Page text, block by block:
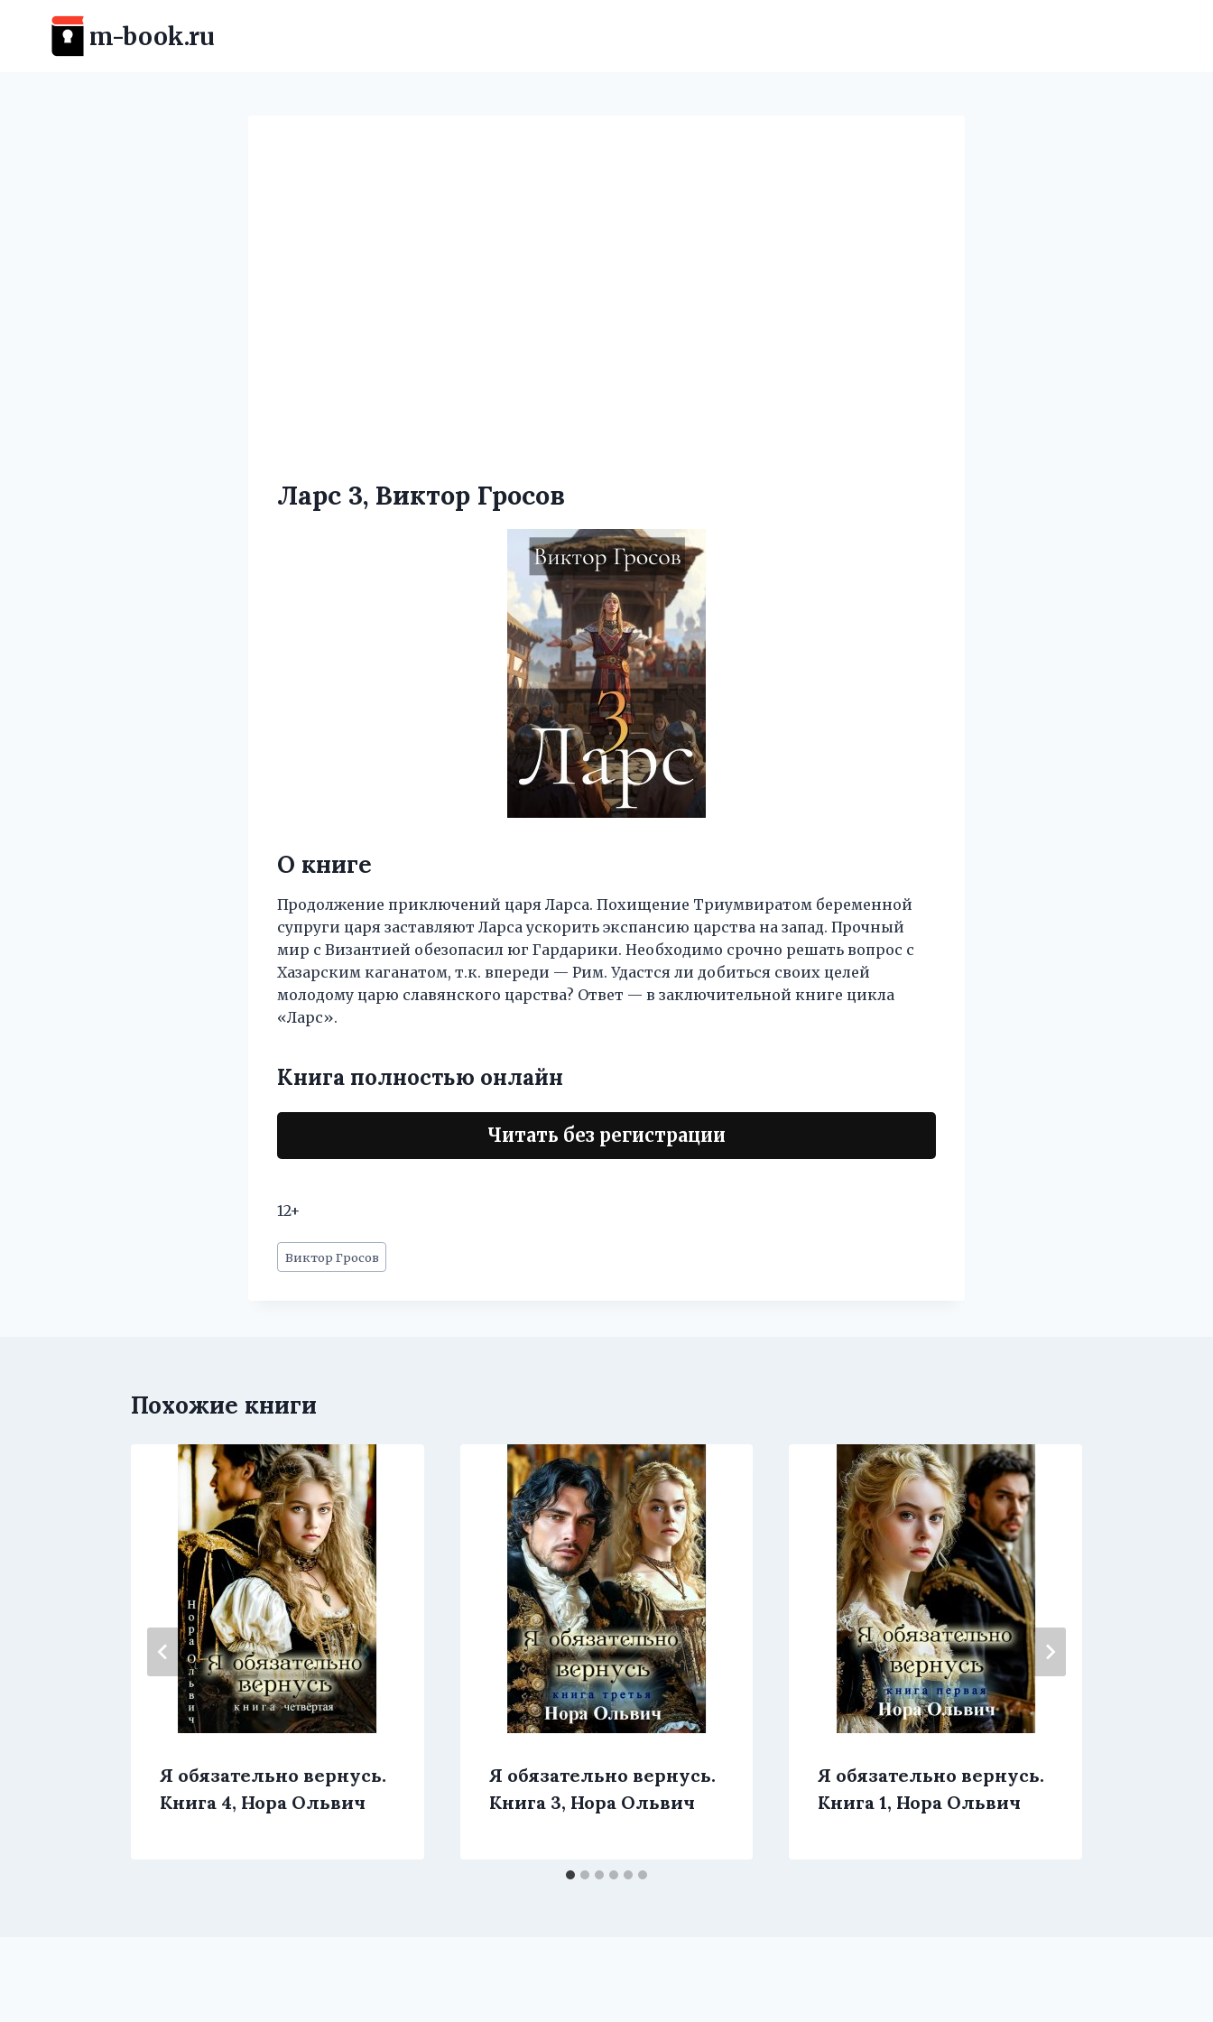
Перейти
содержимому
m-book.ru
Ларс 3, Виктор Гросов
О книге
Продолжение приключений царя Ларса. Похищение Триумвиратом беременной
супруги царя заставляют Ларса ускорить экспансию царства на запад. Прочный
мир с Византией обезопасил юг Гардарики. Необходимо срочно решать вопрос с
Хазарским каганатом, т.к. впереди — Рим. Удастся ли добиться своих целей
молодому царю славянского царства? Ответ — в заключительной книге цикла
«Ларс».
Книга полностью онлайн
Читать без регистрации
12+
Метки
записи:
Виктор Гросов
Похожие книги
Я обязательно вернусь.
Книга 4, Нора Ольвич
Я обязательно вернусь.
Книга 3, Нора Ольвич
Я обязательно вернусь.
Книга 1, Нора Ольвич